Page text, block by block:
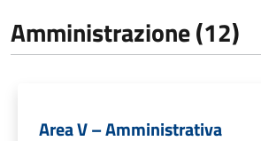
Amministrazione (12)
Area V – Amministrativa